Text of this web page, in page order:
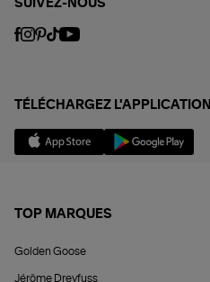
SUIVEZ-NOUS
TÉLÉCHARGEZ L'APPLICATION
TOP MARQUES
Golden Goose
Jérôme Dreyfuss